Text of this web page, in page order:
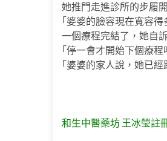
她推門走進診所的步履
｢婆婆的臉容現在寬容
一個療程完結了，她自
｢停一會才開始下個療
｢婆婆的家人說，她已
和生中醫藥坊 王冰瑩註